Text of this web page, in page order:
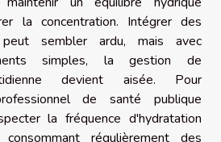
la concentration. Intégrer des
sembler ardu, mais avec
simples, la gestion de
devient aisée. Pour
de santé publique
la fréquence d'hydratation
régulièrement des